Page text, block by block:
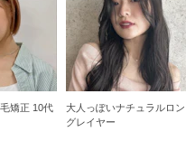
矯正 10代
大人っぽいナチュラルロン
グレイヤー